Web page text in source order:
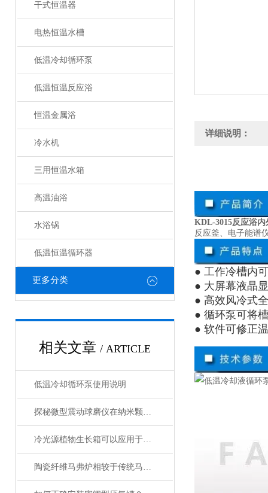
干式恒温器
电热恒温水槽
低温冷却循环泵
低温恒温反应浴
恒温金属浴
冷水机
三用恒温水箱
高温油浴
水浴锅
低温恒温循环器
更多分类
相关文章 / ARTICLE
低温冷却循环泵使用说明
探秘微型震动球磨仪在纳米颗粒制备中的关键作用
冷光源植物生长箱可以应用于各种植物的生长
陶瓷纤维马弗炉相较于传统马弗炉有哪些提升？
详细说明：
KDL-3015反应浴
反应釜、电子能谱
● 工作冷槽内
● 大屏幕液晶
● 高效风冷式
● 循环泵可将
● 软件可修正